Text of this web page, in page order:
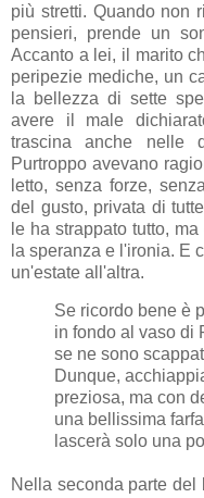
più stretti. Quando non
pensieri, prende un
Accanto a lei, il marito
peripezie mediche, un
la bellezza di sette
avere il male
trascina anche nelle
Purtroppo avevano
letto, senza forze,
del gusto, privata di
le ha strappato tutto,
la speranza e l'ironia. E
un'estate all'altra.
Se ricordo bene è
in fondo al vaso di
se ne sono
Dunque,
preziosa, ma con
una bellissima
lascerà solo una
Nella seconda parte